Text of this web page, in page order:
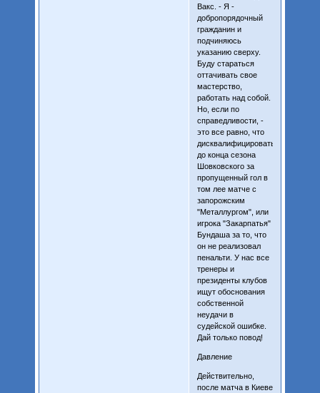
Вакс. - Я -
добропорядочный
гражданин и
подчиняюсь
указанию сверху.
Буду стараться
оттачивать свое
мастерство,
работать над собой.
Но, если по
справедливости, -
это все равно, что
дисквалифицировать
до конца сезона
Шовковского за
пропущенный гол в
том лее матче с
запорожским
"Металлургом", или
игрока "Закарпатья"
Бундаша за то, что
он не реализовал
пенальти. У нас все
тренеры и
президенты клубов
ищут обоснования
собственной
неудачи в
судейской ошибке.
Дай только повод!
Давление
Действительно,
после матча в Киеве